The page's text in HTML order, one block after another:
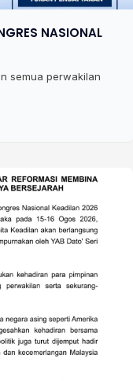
NASIONAL
semua perwakilan